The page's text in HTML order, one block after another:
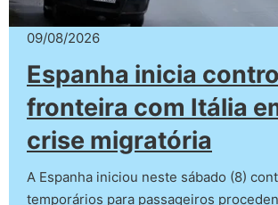
09/08/2026
Espanha inicia
fronteira com Itália
crise migratória
A Espanha iniciou neste sábado (8)
temporários para passageiros